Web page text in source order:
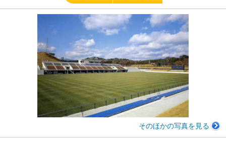
そのほかの写真を見る